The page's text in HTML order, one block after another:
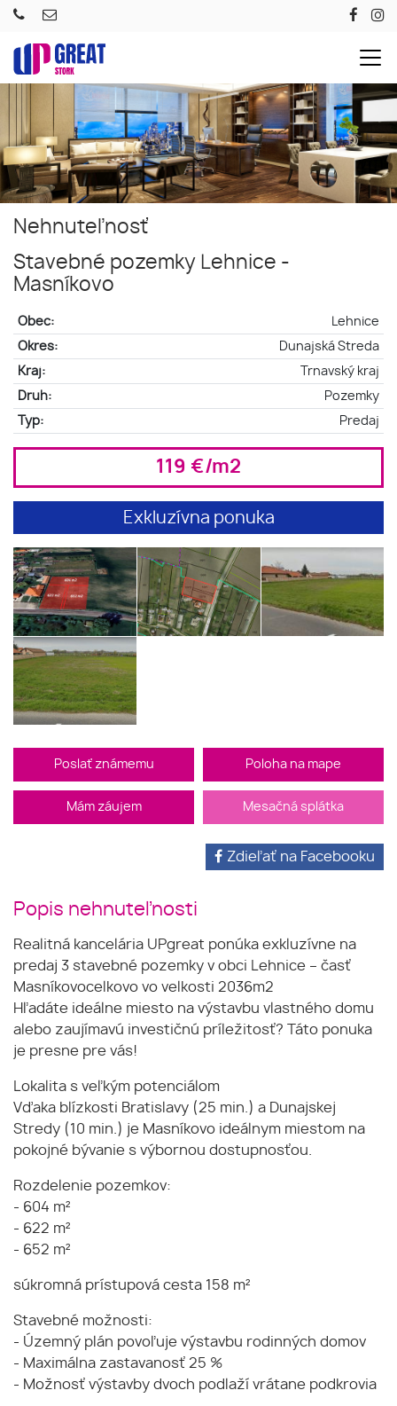
Nehnuteľnosť
Stavebné pozemky Lehnice -
Masníkovo
Obec:
Lehnice
Okres:
Dunajská Streda
Kraj:
Trnavský kraj
Druh:
Pozemky
Typ:
Predaj
119 €/m2
Exkluzívna ponuka
Poslať známemu Poloha na mape
Mám záujem Mesačná splátka
Popis nehnuteľnosti
Zdieľať na Facebooku
Realitná kancelária UPgreat ponúka exkluzívne na
predaj 3 stavebné pozemky v obci Lehnice – časť
Masníkovocelkovo vo velkosti 2036m2
Hľadáte ideálne miesto na výstavbu vlastného domu
alebo zaujímavú investičnú príležitosť? Táto ponuka
je presne pre vás!
Lokalita s veľkým potenciálom
Vďaka blízkosti Bratislavy (25 min.) a Dunajskej
Stredy (10 min.) je Masníkovo ideálnym miestom na
pokojné bývanie s výbornou dostupnosťou.
Rozdelenie pozemkov:
- 604 m²
- 622 m²
- 652 m²
súkromná prístupová cesta 158 m²
Stavebné možnosti:
- Územný plán povoľuje výstavbu rodinných domov
- Maximálna zastavanosť 25 %
- Možnosť výstavby dvoch podlaží vrátane podkrovia